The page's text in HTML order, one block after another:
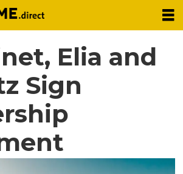
Elia and
Sign